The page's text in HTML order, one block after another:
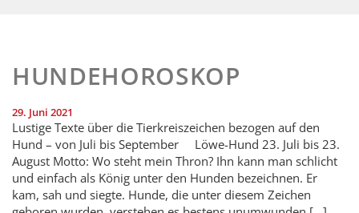
HUNDEHOROSKOP
29. Juni 2021
Lustige Texte über die Tierkreiszeichen bezogen auf den
Hund – von Juli bis September Löwe-Hund 23. Juli bis 23.
August Motto: Wo steht mein Thron? Ihn kann man schlicht
und einfach als König unter den Hunden bezeichnen. Er
kam, sah und siegte. Hunde, die unter diesem Zeichen